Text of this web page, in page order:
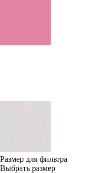
Размер для фильтра
Выбрать размер